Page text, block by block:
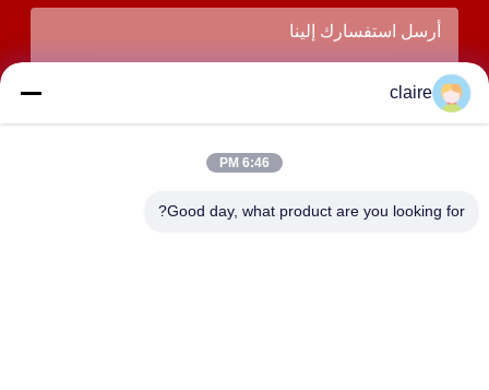
claire
6:46 PM
Good day, what product are you looking for?